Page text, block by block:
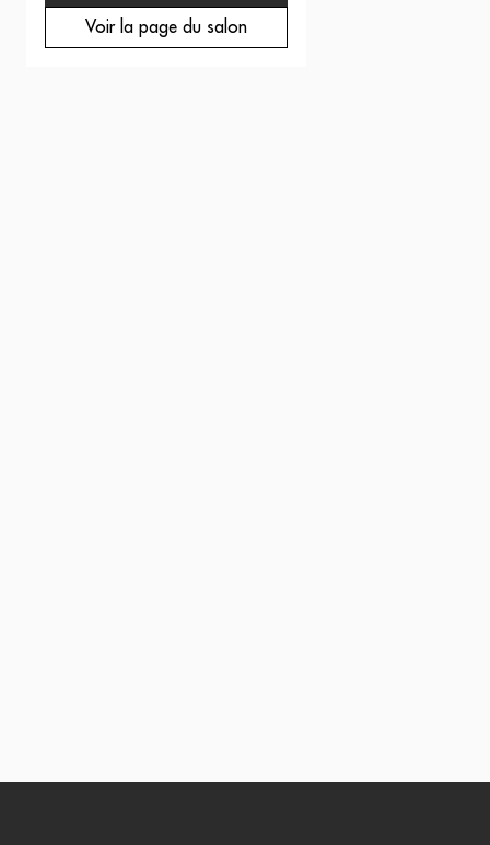
Voir la page du salon